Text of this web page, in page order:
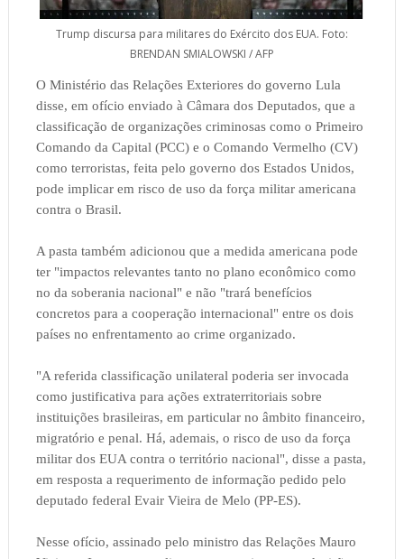
Trump discursa para militares do Exército dos EUA. Foto:
BRENDAN SMIALOWSKI / AFP
O Ministério das Relações Exteriores do governo Lula
disse, em ofício enviado à Câmara dos Deputados, que a
classificação de organizações criminosas como o Primeiro
Comando da Capital (PCC) e o Comando Vermelho (CV)
como terroristas, feita pelo governo dos Estados Unidos,
pode implicar em risco de uso da força militar americana
contra o Brasil.
A pasta também adicionou que a medida americana pode
ter "impactos relevantes tanto no plano econômico como
no da soberania nacional" e não "trará benefícios
concretos para a cooperação internacional" entre os dois
países no enfrentamento ao crime organizado.
"A referida classificação unilateral poderia ser invocada
como justificativa para ações extraterritoriais sobre
instituições brasileiras, em particular no âmbito financeiro,
migratório e penal. Há, ademais, o risco de uso da força
militar dos EUA contra o território nacional", disse a pasta,
em resposta a requerimento de informação pedido pelo
deputado federal Evair Vieira de Melo (PP-ES).
Nesse ofício, assinado pelo ministro das Relações Mauro